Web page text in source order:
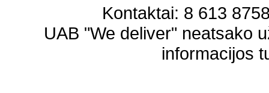
Kontaktai: 8 613
UAB "We deliver" neatsako
informacijos